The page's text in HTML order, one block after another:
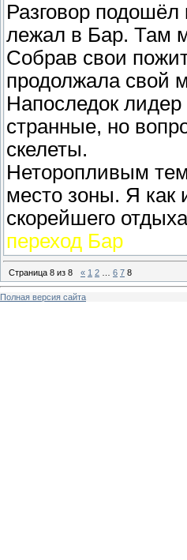
Разговор
лежал в Бар. Там
Собрав свои
продолжала свой
Напоследок
странные, но
скелеты.
Неторопливым
место зоны. Я
скорейшего
переход Бар
Страница 8 из 8 « 1 2 6 7 8
Полная версия сайта